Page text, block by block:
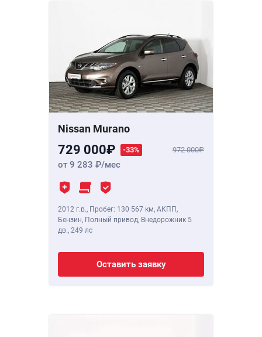
Nissan Murano
729 000 -33% 972 000
от 9 283 /мес
2012 г.в., Пробег: 130 567 км, АКПП,
Бензин, Полный привод, Внедорожник 5
дв., 249 лс
Оставить заявку